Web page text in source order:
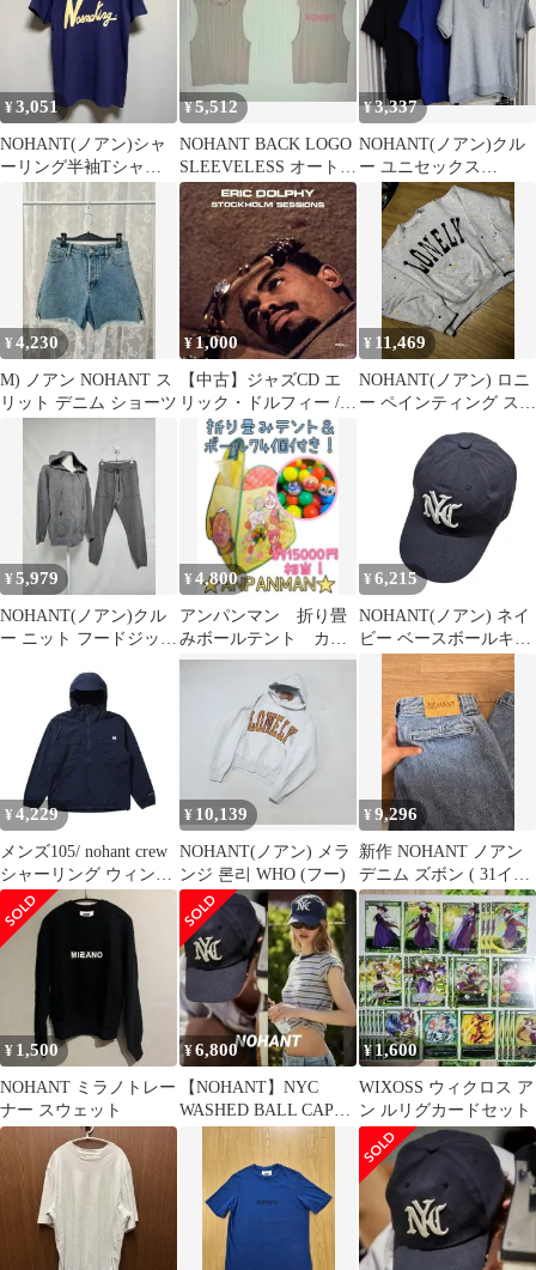
¥3,051
NOHANT(ノアン)シャ
ーリング半袖Tシャツ
ネイビー XL
¥5,512
NOHANT BACK LOGO
SLEEVELESS オートミ
ール
¥3,337
NOHANT(ノアン)クル
ー ユニセックス
KARA（カラ）Tシャツ
¥4,230
M) ノアン NOHANT ス
リット デニム ショーツ
¥1,000
【中古】ジャズCD エ
リック・ドルフィー /
ストックホルム・セッ
ションズ
¥ 11,469
NOHANT(ノアン) ロニ
ー ペインティング スウ
¥5,979
NOHANT(ノアン)クル
ー ニット フードジップ
トアップ セット グレー
レディース 55 0305
¥4,800
アンパンマン 折り畳
みボールテント カラ
ーボール74個セット
ボールハウス
¥ 6,215
NOHANT(ノアン) ネイ
ビー ベースボールキャ
¥ 4,229
メンズ105/ nohant crew
シャーリング ウィンド
ブレーカーNV 29-13
¥ 10,139
NOHANT(ノアン) メラ
ンジ 론리 WHO (フー)
¥9,296
新作 NOHANT ノアン
デニム ズボン ( 31イン
チ ユニセックス)
¥ 1,500
NOHANT ミラノトレー
ナー スウェット
¥6,800
【NOHANT】NYC
WASHED BALL CAP
NAVY キャップ
¥ 1,600
WIXOSS ウィクロス ア
ン ルリグカードセット